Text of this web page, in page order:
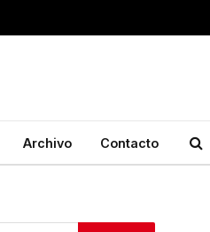
Archivo Contacto